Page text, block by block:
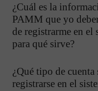
¿Cuál es la
PAMM que yo
de registrarme en
para qué sirve?
¿Qué tipo de cuenta
registrarse en el